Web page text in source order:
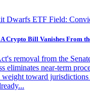
Dwarfs ETF Field:
A Crypto Bill Vanishes From
removal from the
eliminates near-term
toward